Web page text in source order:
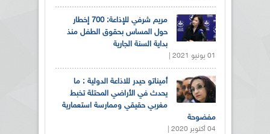
مريم شرفي للإذاعة: 700 إخطار
حول المساس بحقوق الطفل منذ
بداية السنة الجارية
01 يونيو 2021 |
أميناتو حيدر للاذاعة الدولية : ما
يحدث في الأراضي المحتلة تخبط
مغربي حقيقي وممارسة استعمارية
مفضوحة
04 أكتوبر 2020 |